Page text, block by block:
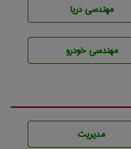
مهندسی دریا
مهندسی خودرو
مديريت